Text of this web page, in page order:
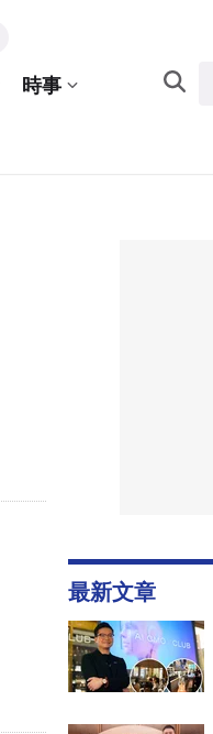
時事
最新文章